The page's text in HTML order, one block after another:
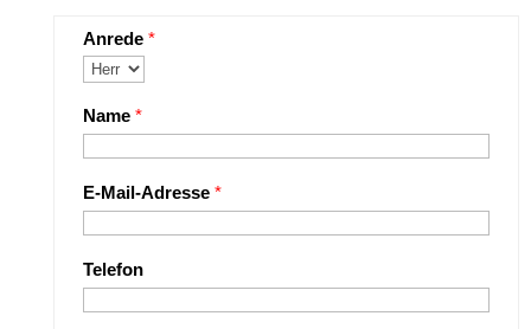
Anrede *
Name *
E-Mail-Adresse *
Telefon